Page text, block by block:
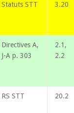
Statuts STT 3.20
Directives A,
J-A p. 303
2.1,
2.2
RS STT 20.2